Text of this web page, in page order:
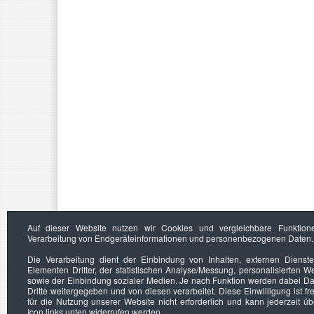
Auf dieser Website nutzen wir Cookies und vergleichbare
Verarbeitung von Endgeräteinformationen und personenbezogenen Daten.
Die Verarbeitung dient der Einbindung von Inhalten, externen
Elementen Dritter, der statistischen Analyse/Messung, personalisierten
sowie der Einbindung sozialer Medien. Je nach Funktion werden dabei
Dritte weitergegeben und von diesen verarbeitet. Diese Einwilligung ist
für die Nutzung unserer Website nicht erforderlich und kann jederzeit
Icon links unten widerrufen werden.